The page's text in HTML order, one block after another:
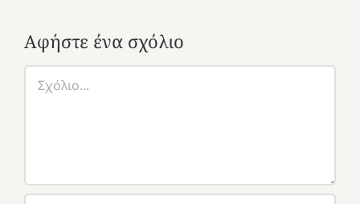
Αφήστε ένα σχόλιο